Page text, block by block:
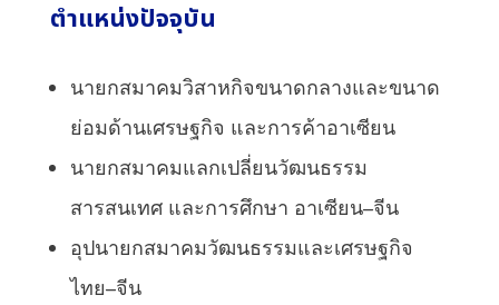
ตำแหน่งปัจจุบัน
นายกสมาคมวิสาหกิจขนาดกลางและขนาด
ย่อมด้านเศรษฐกิจ และการค้าอาเซียน
นายกสมาคมแลกเปลี่ยนวัฒนธรรม
สารสนเทศ และการศึกษา อาเซียน–จีน
อุปนายกสมาคมวัฒนธรรมและเศรษฐกิจ
ไทย–จีน